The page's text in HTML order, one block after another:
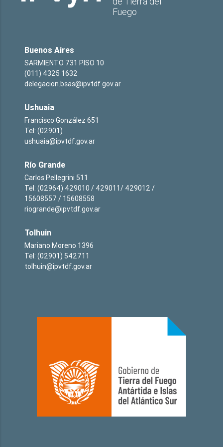
Fuego
Buenos Aires
SARMIENTO 731 PISO 10
(011) 4325 1632
delegacion.bsas@ipvtdf.gov.ar
Ushuaia
Francisco González 651
Tel: (02901)
ushuaia@ipvtdf.gov.ar
Río Grande
Carlos Pellegrini 511
Tel: (02964) 429010 / 429011/ 429012 /
15608557 / 15608558
riogrande@ipvtdf.gov.ar
Tolhuin
Mariano Moreno 1396
Tel: (02901) 542711
tolhuin@ipvtdf.gov.ar